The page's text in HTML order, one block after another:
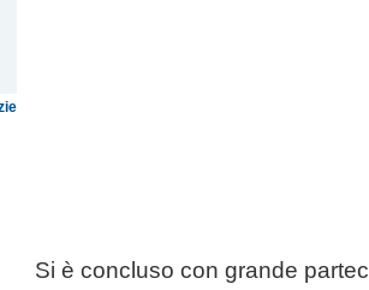
Si è concluso con grande